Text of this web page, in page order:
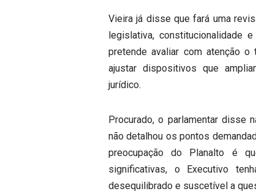
Vieira já disse que fará uma
legislativa, constitucionalidade
pretende avaliar com atenção o
ajustar dispositivos que
jurídico.
Procurado, o parlamentar disse
não detalhou os pontos
preocupação do Planalto é
significativas, o Executivo
desequilibrado e suscetível a